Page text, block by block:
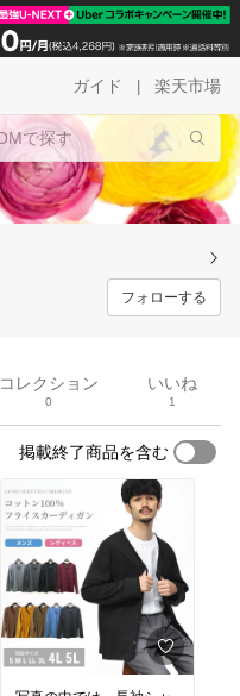
ガイド 楽天市場
フォローする
コレクション
0
いいね
1
掲載終了商品を含む